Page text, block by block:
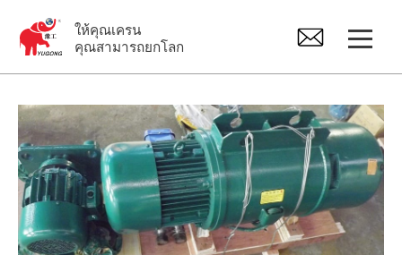
ให้คุณเครน
คุณสามารถยกโลก
ปั้นจั่น
เครนเหนือศีรษะ
จิ๊บเครน